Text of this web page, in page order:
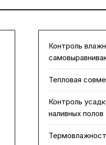
Контроль
Тепловая
Контроль
наливных полов